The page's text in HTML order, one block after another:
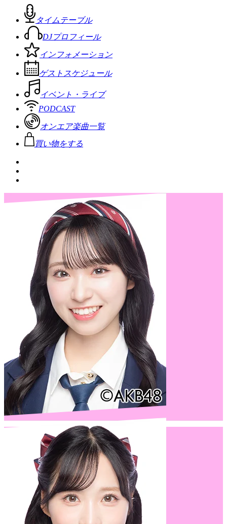
タイムテーブル
DJプロフィール
インフォメーション
ゲストスケジュール
イベント・ライブ
PODCAST
オンエア楽曲一覧
買い物をする